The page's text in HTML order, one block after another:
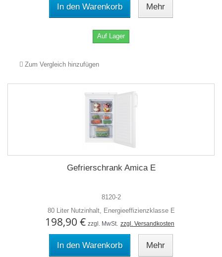
In den Warenkorb Mehr
Auf Lager
Zum Vergleich hinzufügen
Gefrierschrank Amica E
8120-2
80 Liter Nutzinhalt, Energieeffizienzklasse E
198,90 € zzgl. MwSt. zzgl. Versandkosten
In den Warenkorb Mehr